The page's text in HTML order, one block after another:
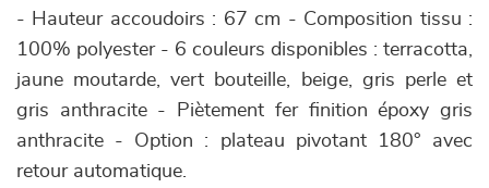
- Hauteur accoudoirs : 67 cm - Composition tissu :
100% polyester - 6 couleurs disponibles : terracotta,
jaune moutarde, vert bouteille, beige, gris perle et
gris anthracite - Piètement fer finition époxy gris
anthracite - Option : plateau pivotant 180° avec
retour automatique.